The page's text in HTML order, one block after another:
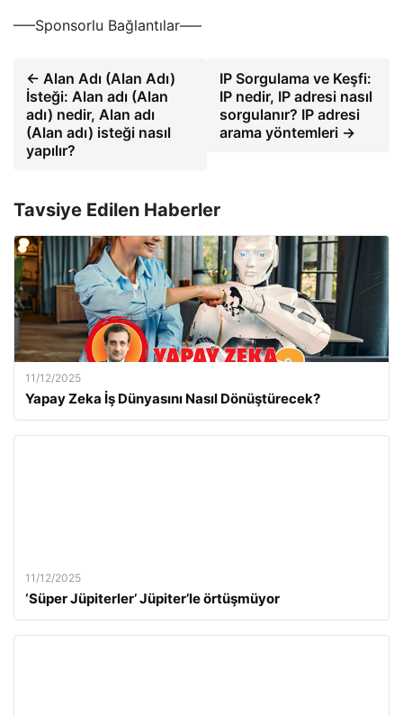
—–Sponsorlu Bağlantılar—–
← Alan Adı (Alan Adı)
İsteği: Alan adı (Alan
adı) nedir, Alan adı
(Alan adı) isteği nasıl
yapılır?
IP Sorgulama ve Keşfi:
IP nedir, IP adresi nasıl
sorgulanır? IP adresi
arama yöntemleri →
Tavsiye Edilen Haberler
11/12/2025
Yapay Zeka İş Dünyasını Nasıl Dönüştürecek?
11/12/2025
‘Süper Jüpiterler’ Jüpiter’le örtüşmüyor